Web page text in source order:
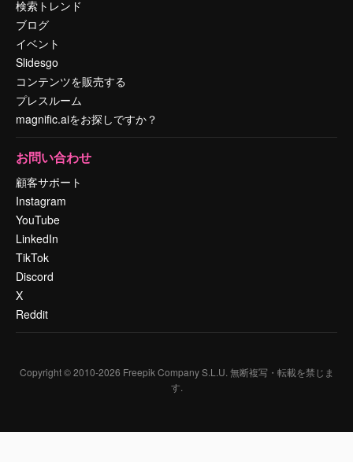
検索トレンド
ブログ
イベント
Slidesgo
コンテンツを販売する
プレスルーム
magnific.aiをお探しですか？
お問い合わせ
顧客サポート
Instagram
YouTube
LinkedIn
TikTok
Discord
X
Reddit
Copyright © 2010-2026 Freepik Company S.L.U. 無断複写・転載を禁じま
す.